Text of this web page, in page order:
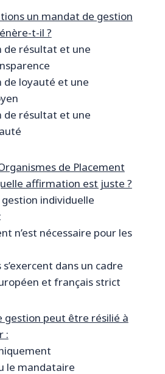
un mandat de gestion
t-il ?
de résultat et une
de loyauté et une
de résultat et une
de Placement
affirmation est juste ?
individuelle
n’est nécessaire pour les
dans un cadre
et français strict
gestion peut être résilié à
:
le mandataire